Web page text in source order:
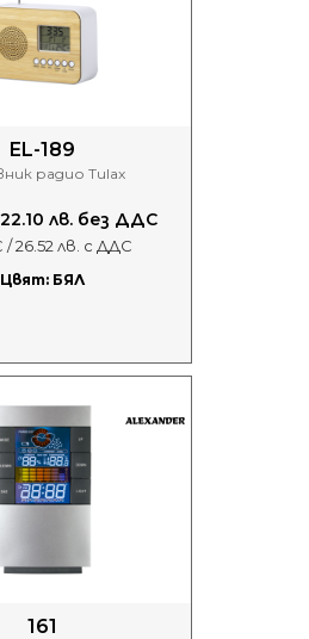
EL-189
радио Tulax
22.10 лв. без ДДС
/ 26.52 лв. с ДДС
Цвят: БЯЛ
161